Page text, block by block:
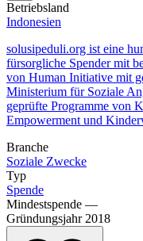
Betriebsland
Indonesien
solusipeduli.org ist eine
fürsorgliche Spender mit
von Human Initiative mit
Ministerium für Soziale
geprüfte Programme von
Empowerment und
Branche
Soziale Zwecke
Typ
Spende
Mindestspende —
Gründungsjahr 2018